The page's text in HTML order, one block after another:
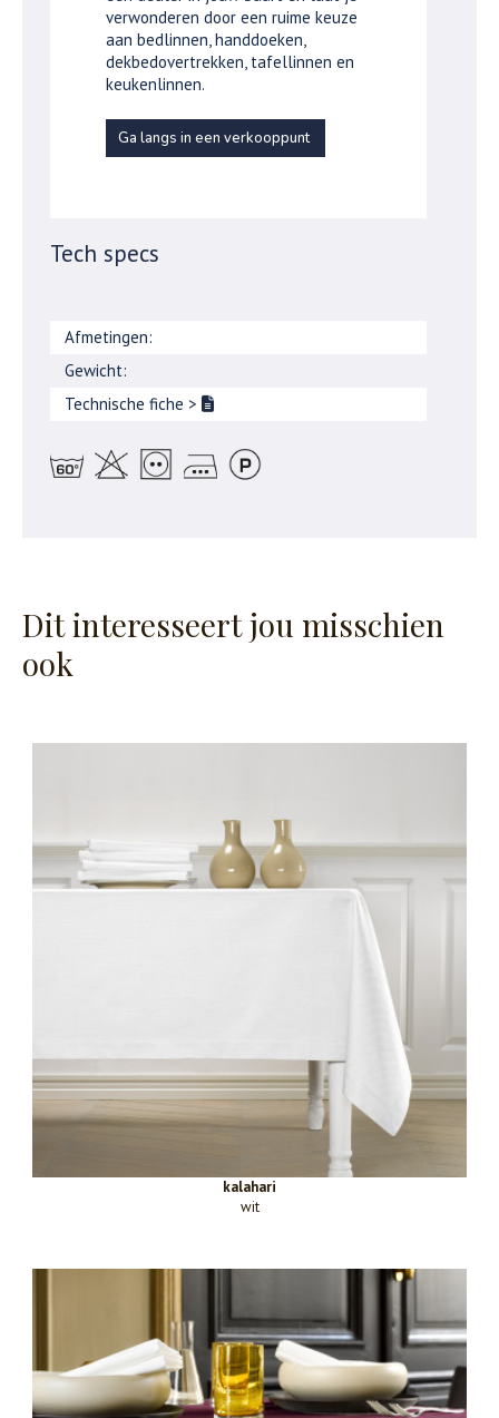
verwonderen door een ruime keuze
aan bedlinnen, handdoeken,
dekbedovertrekken, tafellinnen en
keukenlinnen.
Ga langs in een verkooppunt
Tech specs
Afmetingen:
Gewicht:
Technische fiche >
Dit interesseert jou misschien
ook
kalahari
wit